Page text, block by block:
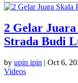
2 Gelar
Strada Budi
by upin ipin | Oct 6,
Videos